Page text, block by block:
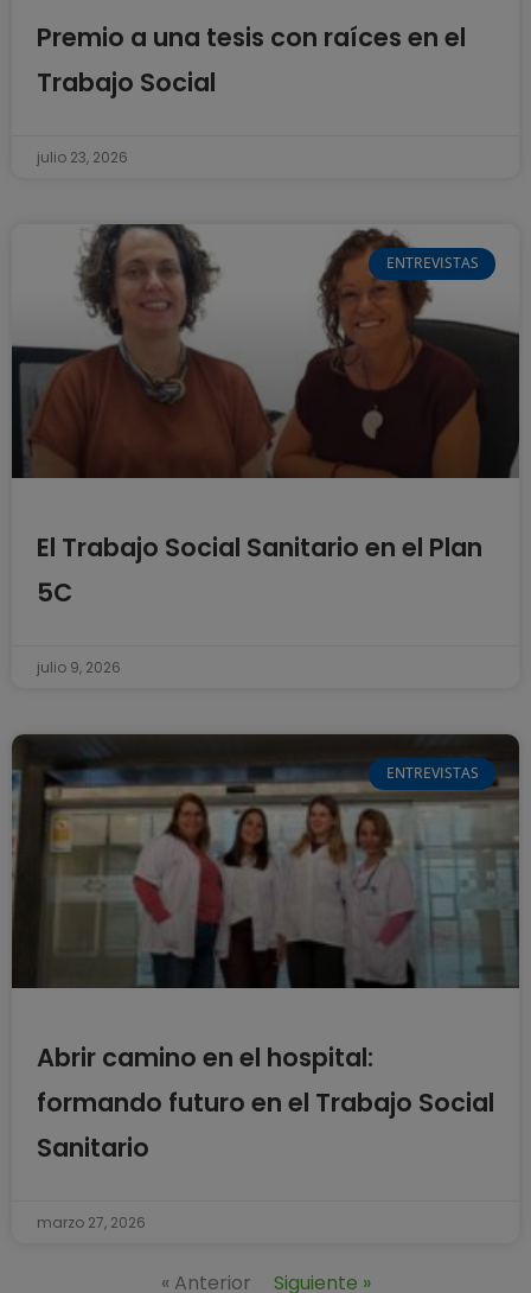
Premio a una tesis con raíces en el
Trabajo Social
julio 23, 2026
ENTREVISTAS
El Trabajo Social Sanitario en el Plan
5C
julio 9, 2026
ENTREVISTAS
Abrir camino en el hospital:
formando futuro en el Trabajo Social
Sanitario
marzo 27, 2026
« Anterior Siguiente »